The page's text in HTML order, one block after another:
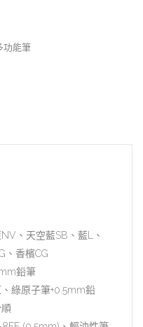
功能筆
、天空藍SB、藍L、
、香檳CG
鉛筆
綠原子筆+0.5mm鉛